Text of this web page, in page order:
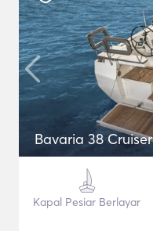
Bavaria 38 Cruiser
Kapal Pesiar Berlayar